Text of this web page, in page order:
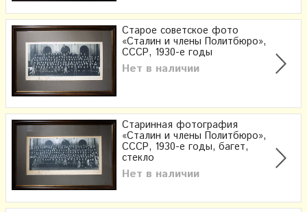
Старое советское фото
«Сталин и члены Политбюро»,
СССР, 1930-е годы
Нет в наличии
Старинная фотография
«Сталин и члены Политбюро»,
СССР, 1930-е годы, багет,
стекло
Нет в наличии